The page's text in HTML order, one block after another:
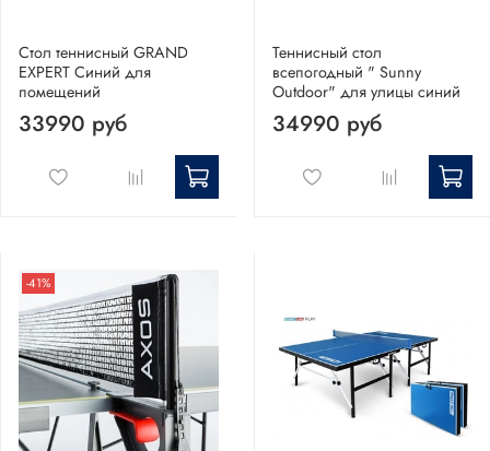
Стол теннисный GRAND
EXPERT Синий для
помещений
33990 руб
Теннисный стол
всепогодный " Sunny
Outdoor" для улицы синий
34990 руб
-41%